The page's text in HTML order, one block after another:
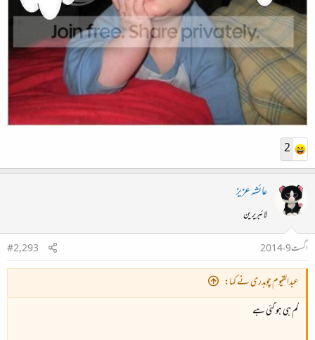
2
عائشہ عزیز
لائبریرین
اگست 9، 2014
#2,293
عبدالقیوم چوہدری نے کہا:
گم ہی ہو گئی ہے